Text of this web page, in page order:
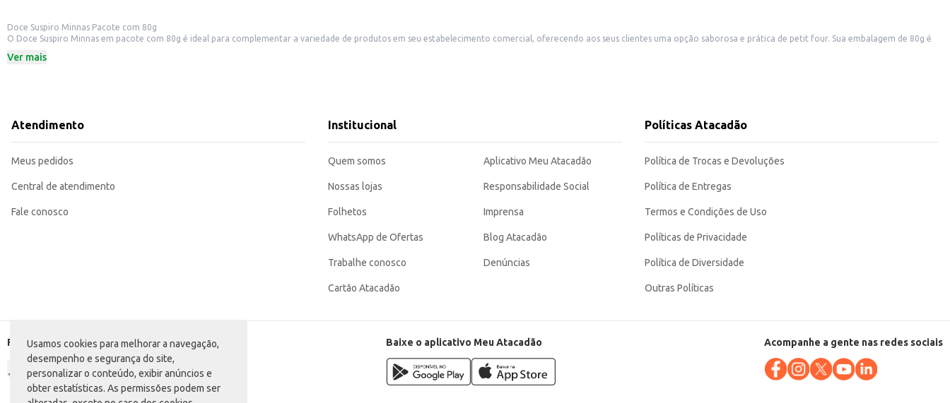
Usamos cookies para melhorar a navegação,
desempenho e segurança do site,
personalizar o conteúdo, exibir anúncios e
obter estatísticas. As permissões podem ser
Doce Suspiro Minnas Pacote com 80g
O Doce Suspiro Minnas em pacote com 80g é ideal para complementar a variedade de produtos em seu estabelecimento comercial, oferecendo aos seus clientes uma opção saborosa e prática de petit four. Sua embalagem de 80g é
Ideal para revenda em cafeterias, padarias e lojas de conveniência.
Ofereça como opção individual em eventos e festas.
O Doce Suspiro Minnas oferece praticidade e sabor, sendo uma excelente opção para diversificar seu mix de produtos e atender às demandas de seus clientes.
Ver mais
Atendimento
Meus pedidos
Central de atendimento
Fale conosco
Institucional
Quem somos
Nossas lojas
Folhetos
WhatsApp de Ofertas
Trabalhe conosco
Cartão Atacadão
Aplicativo Meu Atacadão
Responsabilidade Social
Imprensa
Blog Atacadão
Denúncias
Políticas Atacadão
Política de Trocas e Devoluções
Política de Entregas
Termos e Condições de Uso
Políticas de Privacidade
Política de Diversidade
Outras Políticas
Formas de pagamento Baixe o aplicativo Meu Atacadão Acompanhe a gente nas redes sociais